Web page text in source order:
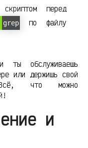
перед
grep
по файлу
ты обслуживаешь
или держишь свой
что можно
и